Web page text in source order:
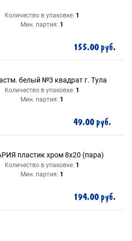
Количество в упаковке: 1
Мин. партия: 1
155.00 руб.
белый №3 квадрат г. Тула
Количество в упаковке: 1
Мин. партия: 1
49.00 руб.
пластик хром 8х20 (пара)
Количество в упаковке: 1
Мин. партия: 1
194.00 руб.